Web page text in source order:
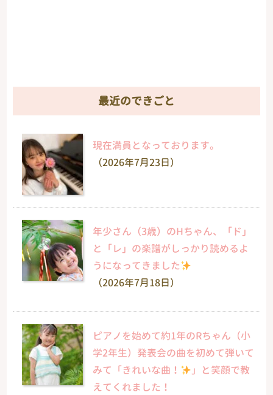
最近のできごと
現在満員となっております。
（2026年7月23日）
年少さん（3歳）のHちゃん、「ド」
と「レ」の楽譜がしっかり読めるよ
うになってきました
（2026年7月18日）
ピアノを始めて約1年のRちゃん（小
学2年生）発表会の曲を初めて弾いて
みて「きれいな曲！
」と笑顔で教
えてくれました！